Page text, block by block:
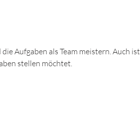
Aufgaben als Team meistern. Auch ist
stellen möchtet.